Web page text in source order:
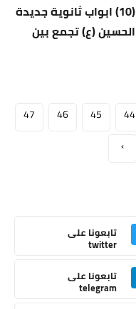
بهدف تنظيم دخول الزائرين.. نصب (10) ابواب ثانوية جديدة
(ع) تجمع بين
44
45
46
47
›
تابعونا على
twitter
تابعونا على
telegram